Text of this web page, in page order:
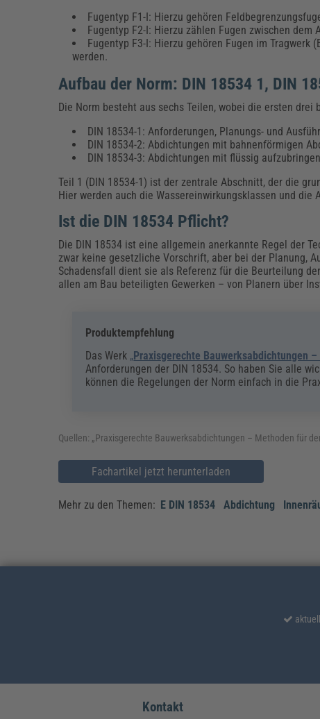
Fugentyp F1-I: Hierzu gehören
Fugentyp F2-I: Hierzu zählen Fugen zwischen
Fugentyp F3-I: Hierzu gehören Fugen im Tragwerk
werden.
Aufbau der Norm: DIN 18534 1, DIN
Die Norm besteht aus sechs Teilen, wobei die ersten drei
DIN 18534-1: Anforderungen, Planungs- und
DIN 18534-2: Abdichtungen mit bahnenförmigen
DIN 18534-3: Abdichtungen mit flüssig
Teil 1 (DIN 18534-1) ist der zentrale Abschnitt, der die
Hier werden auch die Wassereinwirkungsklassen und
Ist die DIN 18534 Pflicht?
Die DIN 18534 ist eine allgemein anerkannte Regel der
zwar keine gesetzliche Vorschrift, aber bei der Planung,
Schadensfall dient sie als Referenz für die Beurteilung
allen am Bau beteiligten Gewerken – von Planern über
Produktempfehlung
Das Werk „Praxisgerechte Bauwerksabdichtungen
Anforderungen der DIN 18534. So haben Sie alle
können die Regelungen der Norm einfach in die
Quellen: „Praxisgerechte Bauwerksabdichtungen – Methoden für
Fachartikel jetzt herunterladen
Mehr zu den Themen: E DIN 18534 Abdichtung
Kontakt